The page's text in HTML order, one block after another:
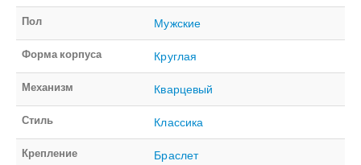
Пол Мужские
Форма корпуса Круглая
Механизм Кварцевый
Стиль Классика
Крепление Браслет